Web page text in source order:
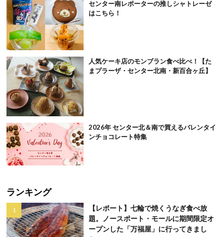
センター南レポーターの推しシャトレーゼ
はこちら！
人気ケーキ店のモンブラン食べ比べ！【た
まプラーザ・センター北南・新百合ヶ丘】
2026年 センター北＆南で買えるバレンタイ
ンチョコレート特集
ランキング
【レポート】七輪で焼くうなぎ食べ放
題。ノースポート・モールに期間限定オ
ープンした「万福屋」に行ってきまし